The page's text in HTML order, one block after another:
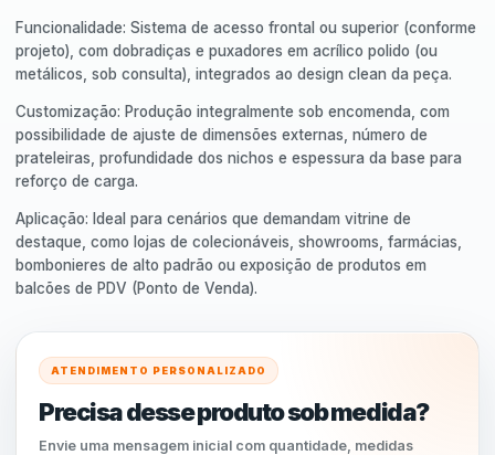
Funcionalidade: Sistema de acesso frontal ou superior (conforme
projeto), com dobradiças e puxadores em acrílico polido (ou
metálicos, sob consulta), integrados ao design clean da peça.
Customização: Produção integralmente sob encomenda, com
possibilidade de ajuste de dimensões externas, número de
prateleiras, profundidade dos nichos e espessura da base para
reforço de carga.
Aplicação: Ideal para cenários que demandam vitrine de
destaque, como lojas de colecionáveis, showrooms, farmácias,
bombonieres de alto padrão ou exposição de produtos em
balcões de PDV (Ponto de Venda).
ATENDIMENTO PERSONALIZADO
Precisa desse produto sob medida?
Envie uma mensagem inicial com quantidade, medidas